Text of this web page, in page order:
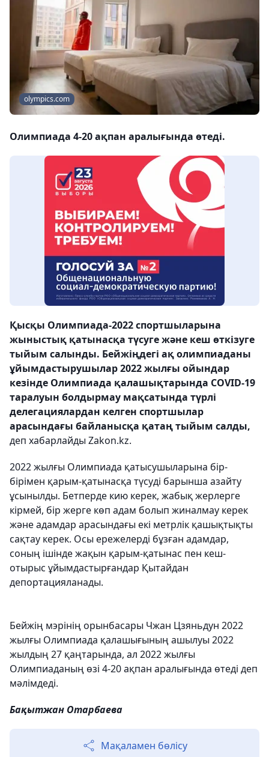
olympics.com
Олимпиада 4-20 ақпан аралығында өтеді.
Қысқы Олимпиада-2022 спортшыларына
жыныстық қатынасқа түсуге және кеш өткізуге
тыйым салынды. Бейжіңдегі ақ олимпиаданы
ұйымдастырушылар 2022 жылғы ойындар
кезінде Олимпиада қалашықтарында COVID-19
таралуын болдырмау мақсатында түрлі
делегациялардан келген спортшылар
арасындағы байланысқа қатаң тыйым салды,
деп хабарлайды Zakon.kz.
2022 жылғы Олимпиада қатысушыларына бір-
бірімен қарым-қатынасқа түсуді барынша азайту
ұсынылды. Бетперде кию керек, жабық жерлерге
кірмей, бір жерге көп адам болып жиналмау керек
және адамдар арасындағы екі метрлік қашықтықты
сақтау керек. Осы ережелерді бұзған адамдар,
соның ішінде жақын қарым-қатынас пен кеш-
отырыс ұйымдастырғандар Қытайдан
депортацияланады.
Бейжің мэрінің орынбасары Чжан Цзяньдун 2022
жылғы Олимпиада қалашығының ашылуы 2022
жылдың 27 қаңтарында, ал 2022 жылғы
Олимпиаданың өзі 4-20 ақпан аралығында өтеді деп
мәлімдеді.
Бақытжан Отарбаева
Мақаламен бөлісу